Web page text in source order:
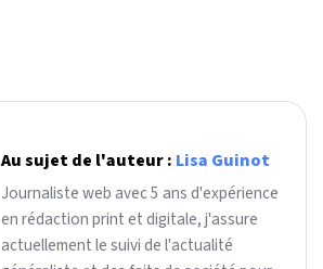
Au sujet de l'auteur : Lisa Guinot
Journaliste web avec 5 ans d'expérience
en rédaction print et digitale, j'assure
actuellement le suivi de l'actualité